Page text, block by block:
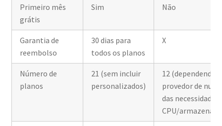
Primeiro mês
grátis
Sim Não
Garantia de
reembolso
30 dias para
todos os planos
X
Número de
planos
21 (sem incluir
personalizados)
12 (dependendo
provedor de
das necessidades
CPU/